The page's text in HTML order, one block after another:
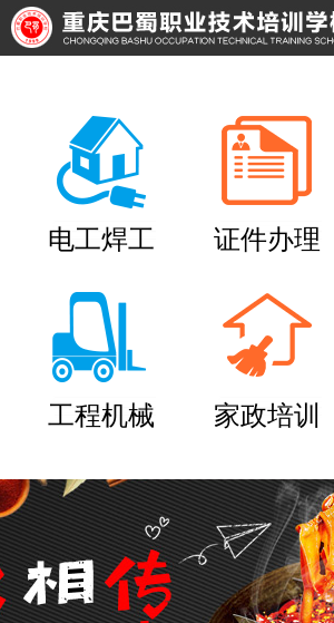
电工焊工 证件办理
工程机械 家政培训
十二月：保持热爱，成
跟“emo”说拜拜！